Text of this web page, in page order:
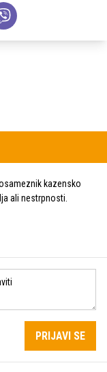
kazensko
ali nestrpnosti.
PRIJAVI SE